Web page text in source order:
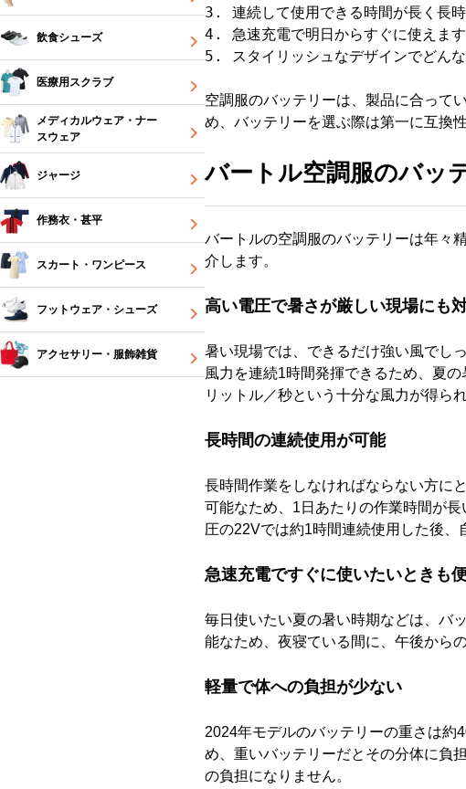
飲食シューズ
医療用スクラブ
メディカルウェア・ナー
スウェア
ジャージ
作務衣・甚平
スカート・ワンピース
フットウェア・シューズ
アクセサリー・服飾雑貨
3. 連続して使用できる時間が長く長
4. 急速充電で明日からすぐに使えます
空調服のバッテリーは、製品に合って
め、バッテリーを選ぶ際は第一に互換
バートル空調服のバッ
バートルの空調服のバッテリーは年々
介します。
高い電圧で暑さが厳しい現場にも
暑い現場では、できるだけ強い風でし
風力を連続1時間発揮できるため、夏
リットル／秒という十分な風力が得ら
長時間の連続使用が可能
長時間作業をしなければならない方に
可能なため、1日あたりの作業時間が
圧の22Vでは約1時間連続使用した後、
急速充電ですぐに使いたいときも
毎日使いたい夏の暑い時期などは、バ
能なため、夜寝ている間に、午後から
軽量で体への負担が少ない
2024年モデルのバッテリーの重さは約
め、重いバッテリーだとその分体に負
の負担になりません。